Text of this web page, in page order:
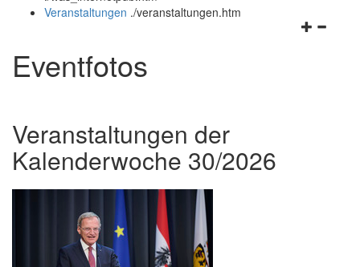
schließen
Veranstaltungen ./veranstaltungen.htm
Eventfotos
Veranstaltungen der
Kalenderwoche 30/2026